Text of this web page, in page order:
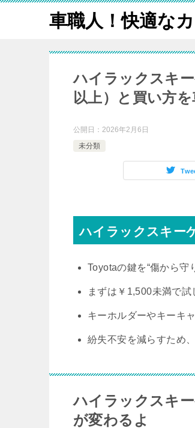
車職人！快適な
ハイラックスキ
以上）と買い方
公開日： 2026年2月6日
未分類
ハイラックスキー
Toyotaの鍵を“傷から守
まずは ￥1,500未満で試
キーホルダーやキーキ
紛失不安を減らすため
ハイラックスキ
が変わるよ